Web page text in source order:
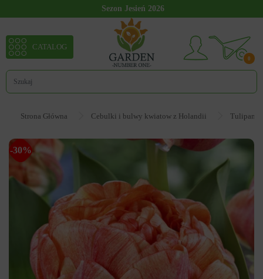
Sezon Jesień 2026
0
CATALOG
Strona Główna Cebulki i bulwy kwiatow z Holandii Tulipan
-30%